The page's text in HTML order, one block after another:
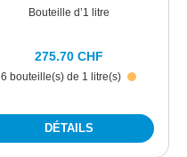
Bouteille d’1 litre
6 bouteille(s) de 1 litre(s)
275.70 CHF
DÉTAILS